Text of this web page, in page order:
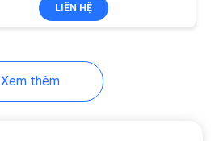
LIÊN HỆ
Xem thêm